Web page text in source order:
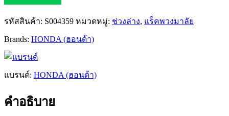
รหัสสินค้า: S004359 หมวดหมู่: ช่วงล่าง, แร็คพวงมาลัย
Brands: HONDA (ฮอนด้า)
แบรนด์: HONDA (ฮอนด้า)
คำอธิบาย